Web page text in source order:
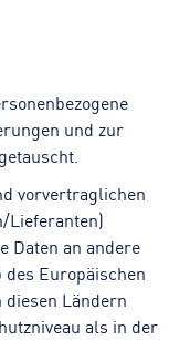
und zur
vorvertraglichen
Lieferanten)
Daten an andere
Europäischen
Ländern
als in der